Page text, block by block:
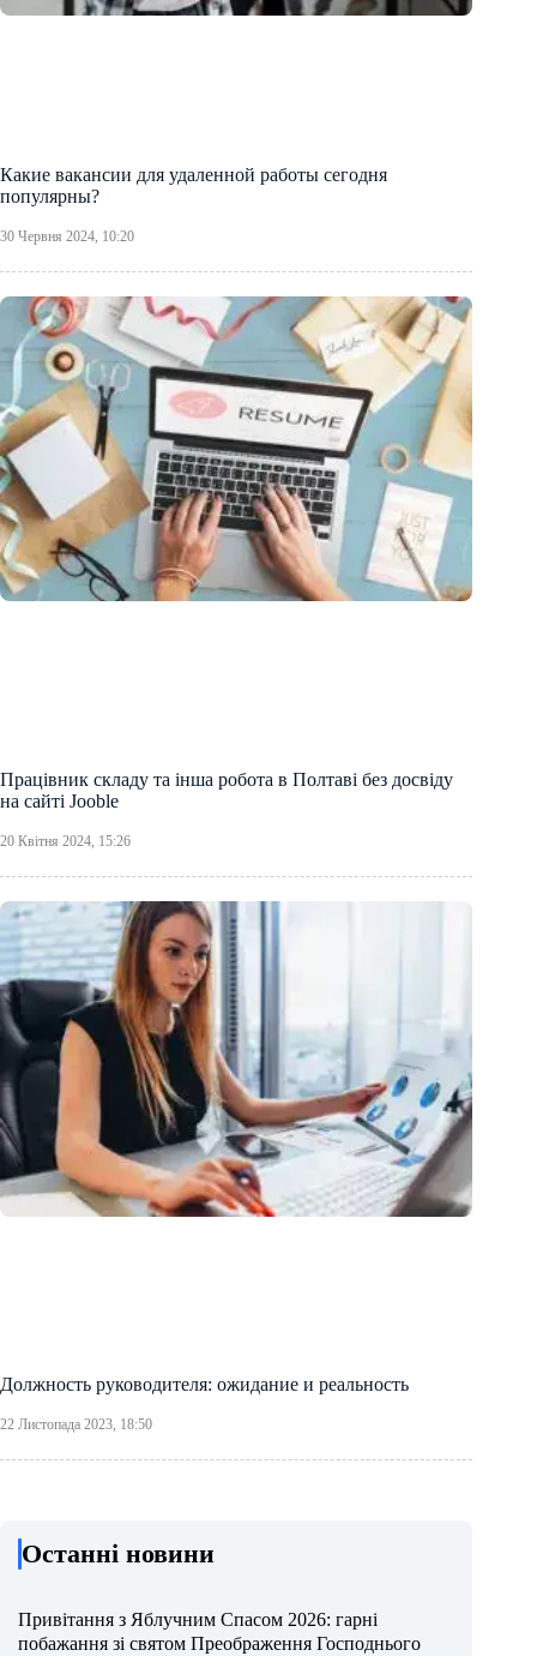
Какие вакансии для удаленной работы сегодня
популярны?
30 Червня 2024, 10:20
Працівник складу та інша робота в Полтаві без досвіду
на сайті Jooble
20 Квітня 2024, 15:26
Должность руководителя: ожидание и реальность
22 Листопада 2023, 18:50
Останні новини
Привітання з Яблучним Спасом 2026: гарні
побажання зі святом Преображення Господнього